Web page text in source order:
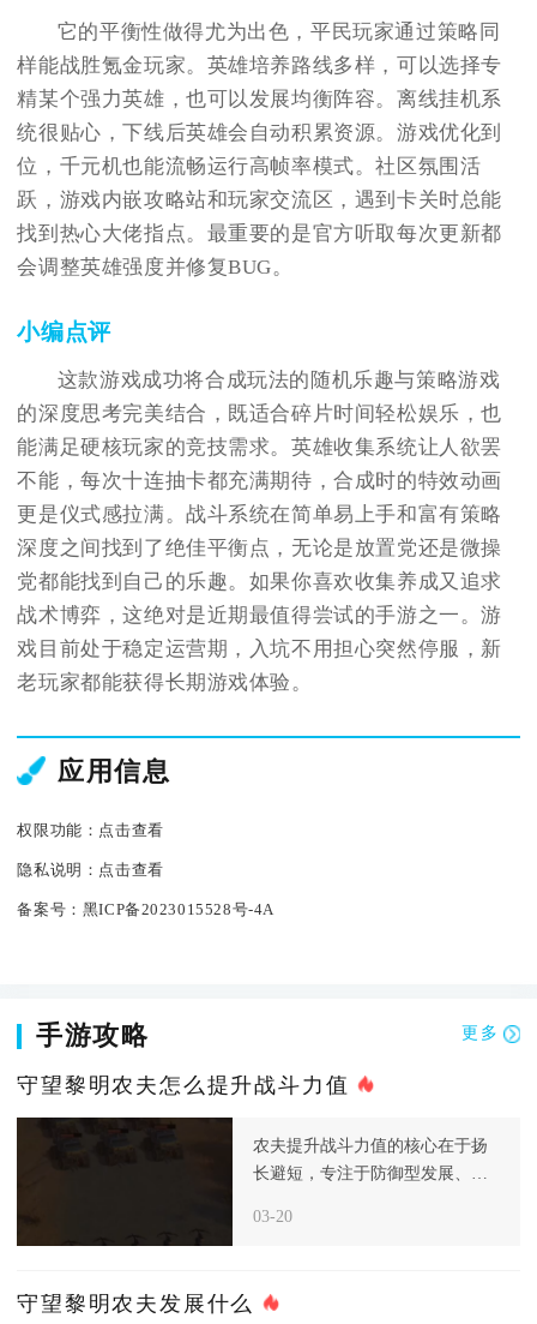
它的平衡性做得尤为出色，平民玩家通过策略同
样能战胜氪金玩家。英雄培养路线多样，可以选择专
精某个强力英雄，也可以发展均衡阵容。离线挂机系
统很贴心，下线后英雄会自动积累资源。游戏优化到
位，千元机也能流畅运行高帧率模式。社区氛围活
跃，游戏内嵌攻略站和玩家交流区，遇到卡关时总能
找到热心大佬指点。最重要的是官方听取每次更新都
会调整英雄强度并修复BUG。
小编点评
这款游戏成功将合成玩法的随机乐趣与策略游戏
的深度思考完美结合，既适合碎片时间轻松娱乐，也
能满足硬核玩家的竞技需求。英雄收集系统让人欲罢
不能，每次十连抽卡都充满期待，合成时的特效动画
更是仪式感拉满。战斗系统在简单易上手和富有策略
深度之间找到了绝佳平衡点，无论是放置党还是微操
党都能找到自己的乐趣。如果你喜欢收集养成又追求
战术博弈，这绝对是近期最值得尝试的手游之一。游
戏目前处于稳定运营期，入坑不用担心突然停服，新
老玩家都能获得长期游戏体验。
应用信息
权限功能： 点击查看
隐私说明： 点击查看
备案号： 黑ICP备2023015528号-4A
手游攻略 更多
守望黎明农夫怎么提升战斗力值
农夫提升战斗力值的核心在于扬
长避短，专注于防御型发展、资
从而构
03-20
守望黎明农夫发展什么